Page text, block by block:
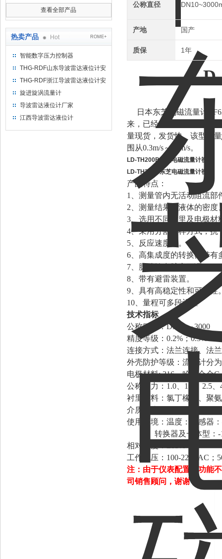
查看全部产品
热卖产品 Hot ROME+
智能数字压力控制器
THG-RDF山东导波雷达液位计安
装方法
THG-RDF浙江导波雷达液位计安
装方法
旋进旋涡流量计
导波雷达液位计厂家
江西导波雷达液位计
公称直径
产地 国产
质保 1年
日本东芝电磁流量计
来，已经大量使用，购买
量现货，发货快。该型流
围从0.3m/s～10m/s。
LD-TH200B东芝电磁流量计视频
LD-TH200B东芝电磁流量计视频
产品特点：
1、测量管内无活动阻流部
2、测量结果与液体的密度
3、选用不同衬里及电极材
4、采用分割取样方式，抗
5、反应速度快。
6、高集成度的转换器带有
7、脉冲输出脉宽可调。
8、带有避雷装置。
9、具有高稳定性和可靠性
10、量程可多段设置
技术指标
公称口径：DN10～3000
精度等级：0.2%；
连接方式：法兰连接、法
外壳防护等级：流量计分
电极材料: 316、哈氏合金
公称压力：1.0、1.6、2.5、
衬里材料：氯丁橡胶、
介质温度：0～60℃；0～
使用环境：温度：传感器
转换器及一体型：-
相对湿度：≤85%
工作电压：100-220VAC；
注：由于仪表配置和功能
司销售顾问，谢谢！